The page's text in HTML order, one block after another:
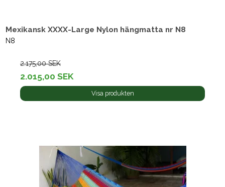
Mexikansk XXXX-Large Nylon hängmatta nr N8
N8
2.175,00 SEK
2.015,00 SEK
Visa produkten